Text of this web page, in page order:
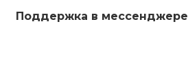
Поддержка в мессенджере